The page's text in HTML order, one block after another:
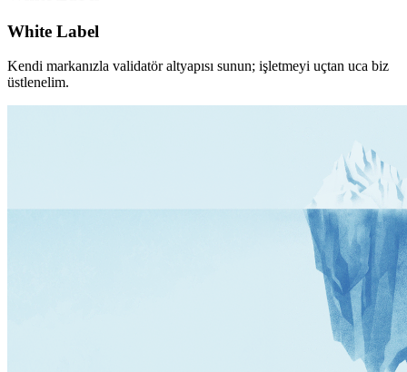
White Label
Kendi markanızla validatör altyapısı sunun; işletmeyi uçtan uca biz
üstlenelim.